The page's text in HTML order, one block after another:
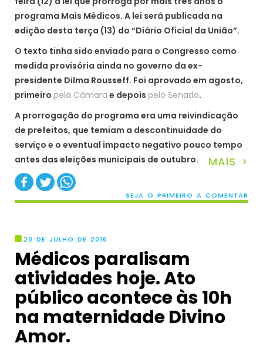
programa Mais Médicos. A lei será publicada na
edição desta terça (13) do “Diário Oficial da União”.
O texto tinha sido enviado para o Congresso como
medida provisória ainda no governo da ex-
presidente Dilma Rousseff. Foi aprovado em agosto,
primeiro pela Câmara e depois pelo Senado.
A prorrogação do programa era uma reivindicação
de prefeitos, que temiam a descontinuidade do
serviço e o eventual impacto negativo pouco tempo
antes das eleições municipais de outubro.
MAIS >
SEJA O PRIMEIRO A COMENTAR
20 DE JULHO DE 2016
Médicos paralisam
atividades hoje. Ato
público acontece às 10h
na maternidade Divino
Amor.